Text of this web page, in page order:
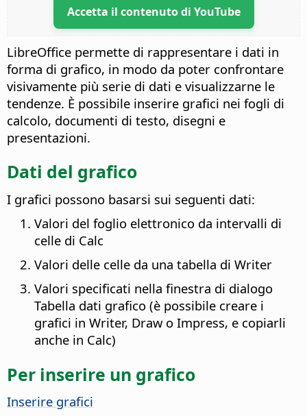
Accetta il contenuto di YouTube
LibreOffice permette di rappresentare i dati in
forma di grafico, in modo da poter confrontare
visivamente più serie di dati e visualizzarne le
tendenze. È possibile inserire grafici nei fogli di
calcolo, documenti di testo, disegni e
presentazioni.
Dati del grafico
I grafici possono basarsi sui seguenti dati:
Valori del foglio elettronico da intervalli di
celle di Calc
Valori delle celle da una tabella di Writer
Valori specificati nella finestra di dialogo
Tabella dati grafico (è possibile creare i
grafici in Writer, Draw o Impress, e copiarli
anche in Calc)
Per inserire un grafico
Inserire grafici